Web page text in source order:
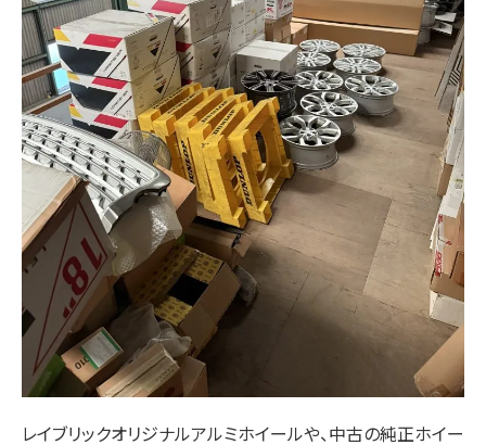
レイブリックオリジナルアルミホイールや、中古の純正ホイー